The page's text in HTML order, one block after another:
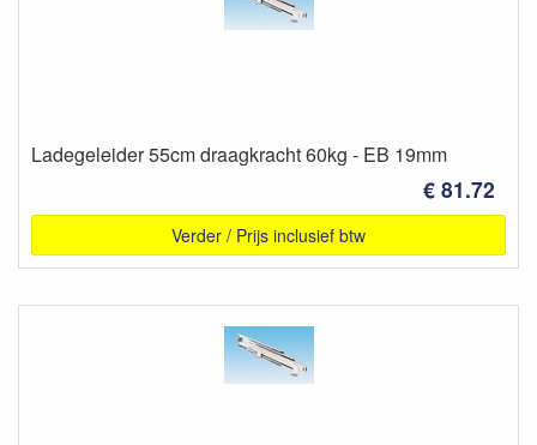
Ladegeleider 55cm draagkracht 60kg - EB 19mm
€ 81.72
Verder / Prijs inclusief btw